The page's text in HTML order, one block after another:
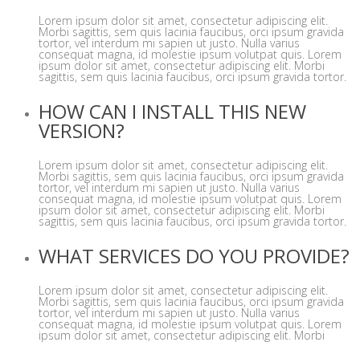
Lorem ipsum dolor sit amet, consectetur adipiscing elit.
Morbi sagittis, sem quis lacinia faucibus, orci ipsum gravida
tortor, vel interdum mi sapien ut justo. Nulla varius
consequat magna, id molestie ipsum volutpat quis. Lorem
ipsum dolor sit amet, consectetur adipiscing elit. Morbi
sagittis, sem quis lacinia faucibus, orci ipsum gravida tortor.
HOW CAN I INSTALL THIS NEW
VERSION?
Lorem ipsum dolor sit amet, consectetur adipiscing elit.
Morbi sagittis, sem quis lacinia faucibus, orci ipsum gravida
tortor, vel interdum mi sapien ut justo. Nulla varius
consequat magna, id molestie ipsum volutpat quis. Lorem
ipsum dolor sit amet, consectetur adipiscing elit. Morbi
sagittis, sem quis lacinia faucibus, orci ipsum gravida tortor.
WHAT SERVICES DO YOU PROVIDE?
Lorem ipsum dolor sit amet, consectetur adipiscing elit.
Morbi sagittis, sem quis lacinia faucibus, orci ipsum gravida
tortor, vel interdum mi sapien ut justo. Nulla varius
consequat magna, id molestie ipsum volutpat quis. Lorem
ipsum dolor sit amet, consectetur adipiscing elit. Morbi